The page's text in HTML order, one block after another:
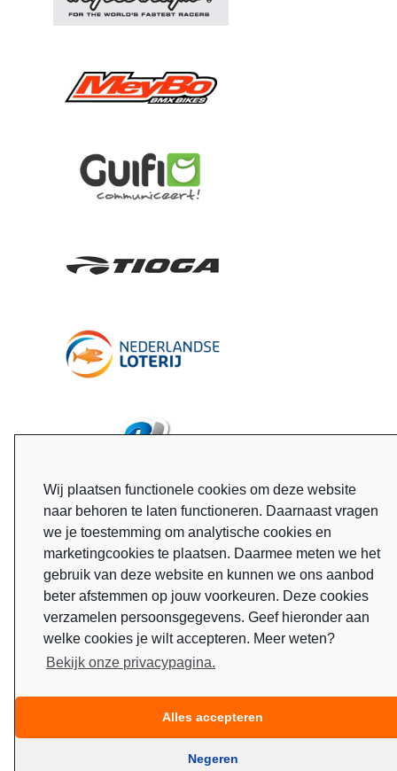
Wij plaatsen functionele cookies om deze website
naar behoren te laten functioneren. Daarnaast vragen
we je toestemming om analytische cookies en
marketingcookies te plaatsen. Daarmee meten we het
gebruik van deze website en kunnen we ons aanbod
beter afstemmen op jouw voorkeuren. Deze cookies
verzamelen persoonsgegevens. Geef hieronder aan
welke cookies je wilt accepteren. Meer weten?
Bekijk onze privacypagina.
Alles accepteren
Negeren